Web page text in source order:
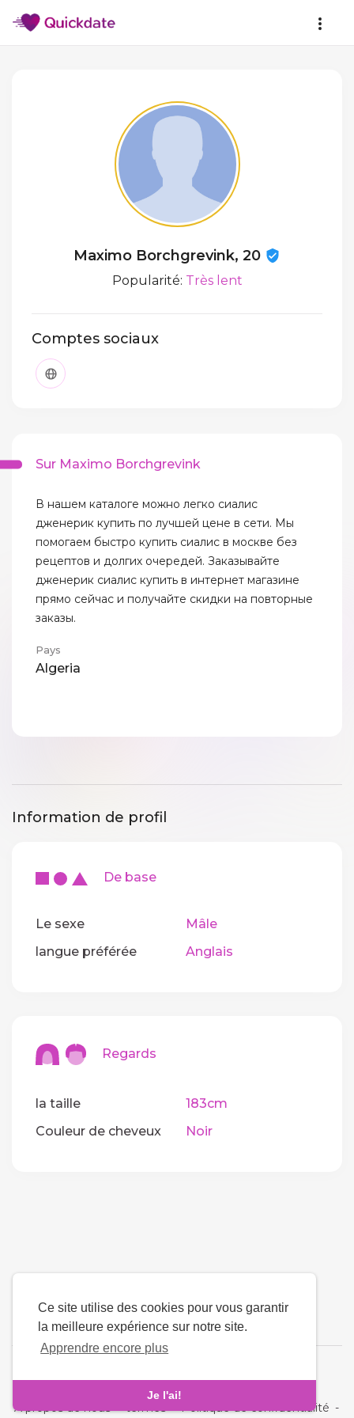
Ce site utilise des cookies pour vous garantir
la meilleure expérience sur notre site.
Apprendre encore plus
Je l'ai!
Maximo Borchgrevink, 20
Popularité: Très lent
Comptes sociaux
Sur Maximo Borchgrevink
В нашем каталоге можно легко сиалис
дженерик купить по лучшей цене в сети. Мы
помогаем быстро купить сиалис в москве без
рецептов и долгих очередей. Заказывайте
дженерик сиалис купить в интернет магазине
прямо сейчас и получайте скидки на повторные
заказы.
Pays
Algeria
Information de profil
De base
Le sexe
Mâle
langue préférée
Anglais
Regards
la taille
183cm
Couleur de cheveux
Noir
À propos de nous-termes-Politique de confidentialité -